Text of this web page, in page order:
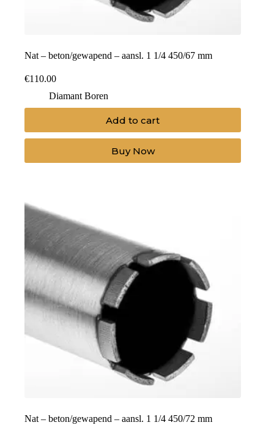
Nat – beton/gewapend – aansl. 1 1/4 450/67 mm
€110.00
Diamant Boren
Add to cart
Buy Now
Nat – beton/gewapend – aansl. 1 1/4 450/72 mm